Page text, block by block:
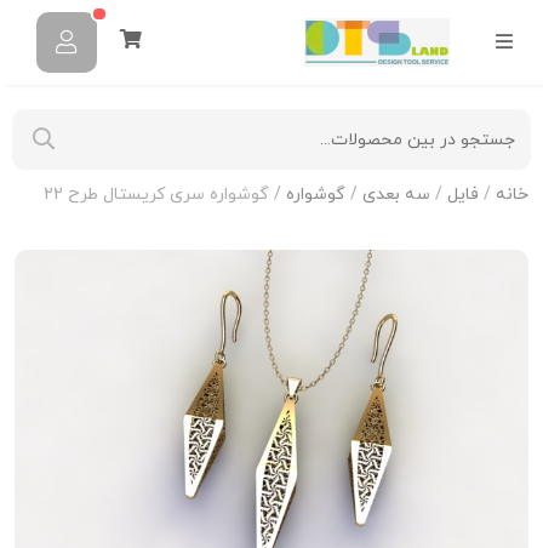
خانه / فایل / سه بعدی / گوشواره / گوشواره سری کریستال طرح 22